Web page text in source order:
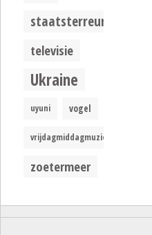
staatsterreur
televisie
Ukraine
uyuni vogel
vrijdagmiddagmuziek
zoetermeer